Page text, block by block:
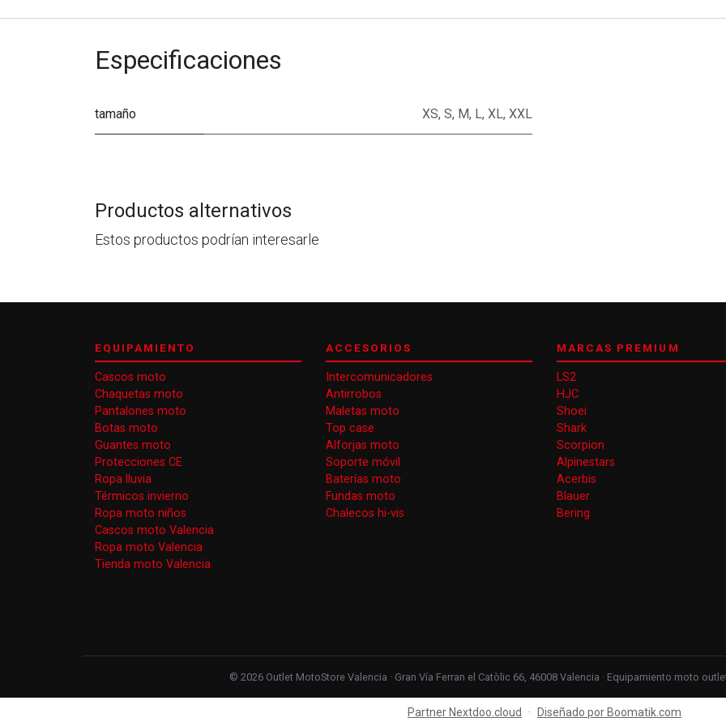
Especificaciones
tamaño XS, S, M, L, XL, XXL
Productos alternativos
Estos productos podrían interesarle
EQUIPAMIENTO
Cascos moto
Chaquetas moto
Pantalones moto
Botas moto
Guantes moto
Protecciones CE
Ropa lluvia
Térmicos invierno
Ropa moto niños
Cascos moto Valencia
Ropa moto Valencia
Tienda moto Valencia
ACCESORIOS
Intercomunicadores
Antirrobos
Maletas moto
Top case
Alforjas moto
Soporte móvil
Baterías moto
Fundas moto
Chalecos hi-vis
MARCAS PREMIUM
LS2
HJC
Shoei
Shark
Scorpion
Alpinestars
Acerbis
Blauer
Bering
© 2026 Outlet MotoStore Valencia · Gran Vía Ferran el Catòlic 66, 46008 Valencia · Equipamiento moto
Partner Nextdoo.cloud · Diseñado por Boomatik.com